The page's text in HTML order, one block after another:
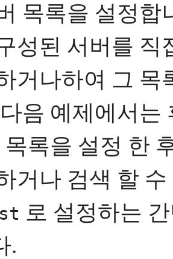
목록을 설정합
성된 서버를 직
거나하여 그 목
다음 예제에서는
목록을 설정 한
거나 검색 할
로 설정하는
.